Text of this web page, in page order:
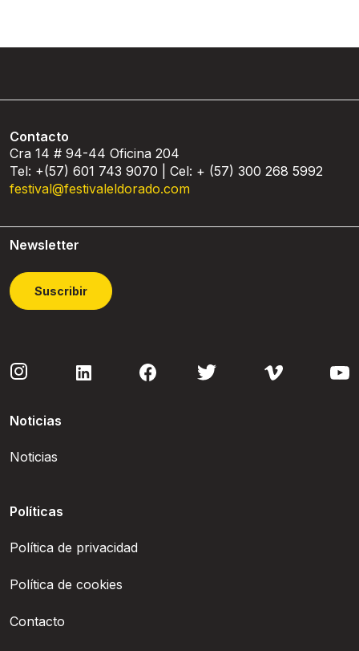
Contacto
Cra 14 # 94-44 Oficina 204
Tel: +(57) 601 743 9070 | Cel: + (57) 300 268 5992
festival@festivaleldorado.com
Newsletter
Suscribir
Noticias
Noticias
Políticas
Política de privacidad
Política de cookies
Contacto